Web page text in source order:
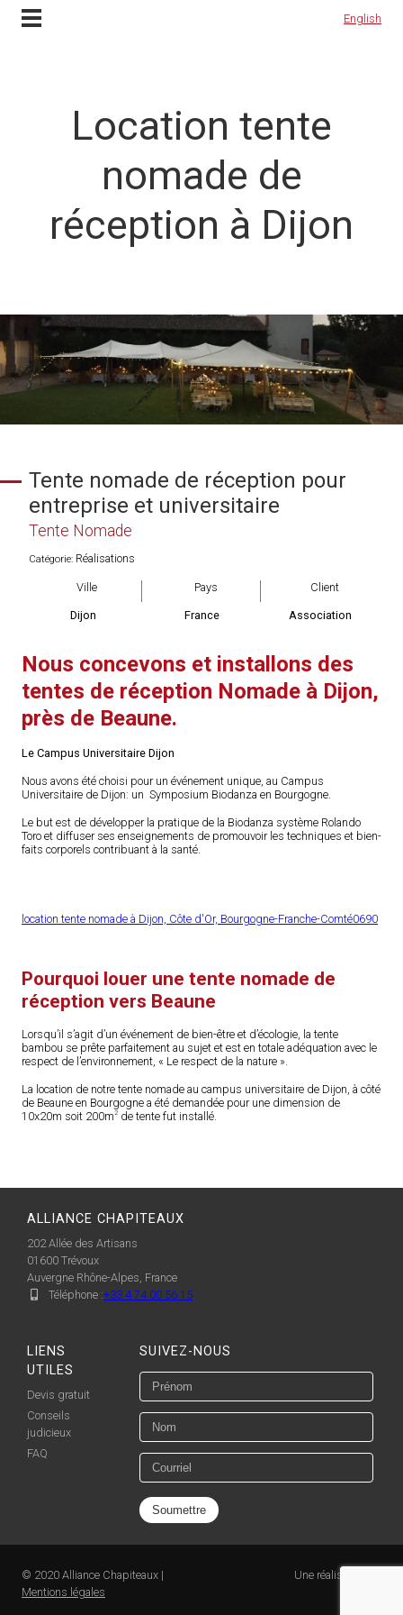
English
English
Location tente
nomade de
réception à Dijon
Tente nomade de réception pour
entreprise et universitaire
Tente Nomade
Catégorie: Réalisations
Ville
Dijon
Pays
France
Client
Association
Nous concevons et installons des
tentes de réception Nomade à Dijon,
près de Beaune.
Le Campus Universitaire Dijon
Nous avons été choisi pour un événement unique, au Campus
Universitaire de Dijon: un Symposium Biodanza en Bourgogne.
Le but est de développer la pratique de la Biodanza système Rolando
Toro et diffuser ses enseignements de promouvoir les techniques et bien-
faits corporels contribuant à la santé.
location tente nomade à Dijon, Côte d'Or, Bourgogne-Franche-Comté0690
Pourquoi louer une tente nomade de
réception vers Beaune
Lorsqu’il s’agit d’un événement de bien-être et d’écologie, la tente
bambou se prête parfaitement au sujet et est en totale adéquation avec le
respect de l’environnement, « Le respect de la nature ».
La location de notre tente nomade au campus universitaire de Dijon, à côté
de Beaune en Bourgogne a été demandée pour une dimension de
10x20m soit 200m2 de tente fut installé.
ALLIANCE CHAPITEAUX
202 Allée des Artisans
01600 Trévoux
Auvergne Rhône-Alpes, France
Téléphone :+33 4 74 00 56 15
LIENS
UTILES
Devis gratuit
Conseils
judicieux
FAQ
SUIVEZ-NOUS
© 2020 Alliance Chapiteaux |
Mentions légales
Une réalisation de